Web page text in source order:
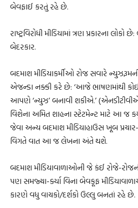
બેવફાઈ કરતું રહે છે.
રાષ્ટ્રવિરોધી મીડિયામાં ત્રણ પ્રકારના
બેદરકાર.
બદમાશ મીડિયાકર્મીઓ રોજ સવારે ન્યુઝરૂમની
એજન્ડા નક્કી કરે છે: ‘આજે ભાષણમાંથી
આપણે ‘ન્યુઝ’ બનાવી શકીએ.’
વિશેના અમિત શાહના સ્ટેટમેન્ટ માટે આ જ
જેવા અન્ય બદમાશ મીડિયાહાઉસ ખૂબ પ્રચાર-
વિગતે વાત આ જ લેખના અંતે થશે.
બદમાશ મીડિયાવાળાઓની જે કંઈ રોજે-
પણ સમજ્યા-ર્ક્યા વિના બેવકૂફ
કારણે વધુ વાચકો/દર્શકો ઉલ્લુ બનતાં રહે છે.